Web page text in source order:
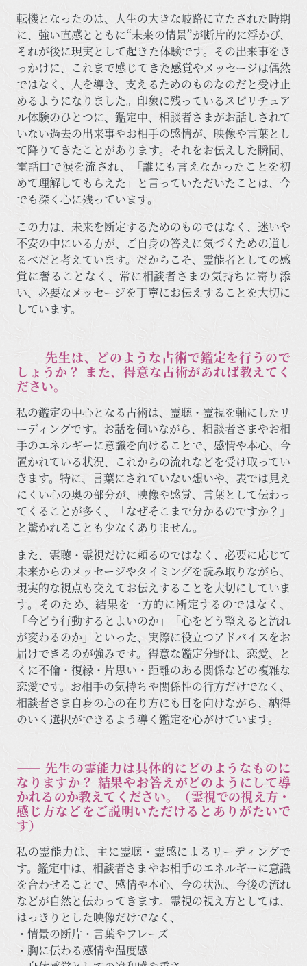
転機となったのは、人生の大きな岐路に立たされた時期
に、強い直感とともに“未来の情景”が断片的に浮かび、
それが後に現実として起きた体験です。その出来事をき
っかけに、これまで感じてきた感覚やメッセージは偶然
ではなく、人を導き、支えるためのものなのだと受け止
めるようになりました。印象に残っているスピリチュア
ル体験のひとつに、鑑定中、相談者さまがお話しされて
いない過去の出来事やお相手の感情が、映像や言葉とし
て降りてきたことがあります。それをお伝えした瞬間、
電話口で涙を流され、「誰にも言えなかったことを初
めて理解してもらえた」と言っていただいたことは、今
でも深く心に残っています。
この力は、未来を断定するためのものではなく、迷いや
不安の中にいる方が、ご自身の答えに気づくための道し
るべだと考えています。だからこそ、霊能者としての感
覚に奢ることなく、常に相談者さまの気持ちに寄り添
い、必要なメッセージを丁寧にお伝えすることを大切に
しています。
―― 先生は、どのような占術で鑑定を行うので
しょうか？ また、得意な占術があれば教えてく
ださい。
私の鑑定の中心となる占術は、霊聴・霊視を軸にしたリ
ーディングです。お話を伺いながら、相談者さまやお相
手のエネルギーに意識を向けることで、感情や本心、今
置かれている状況、これからの流れなどを受け取ってい
きます。特に、言葉にされていない想いや、表では見え
にくい心の奥の部分が、映像や感覚、言葉として伝わっ
てくることが多く、「なぜそこまで分かるのですか？」
と驚かれることも少なくありません。
また、霊聴・霊視だけに頼るのではなく、必要に応じて
未来からのメッセージやタイミングを読み取りながら、
現実的な視点も交えてお伝えすることを大切にしていま
す。そのため、結果を一方的に断定するのではなく、
「今どう行動するとよいのか」「心をどう整えると流れ
が変わるのか」といった、実際に役立つアドバイスをお
届けできるのが強みです。得意な鑑定分野は、恋愛、と
くに不倫・復縁・片思い・距離のある関係などの複雑な
恋愛です。お相手の気持ちや関係性の行方だけでなく、
相談者さま自身の心の在り方にも目を向けながら、納得
のいく選択ができるよう導く鑑定を心がけています。
―― 先生の霊能力は具体的にどのようなものに
なりますか？ 結果やお答えがどのようにして導
かれるのか教えてください。（霊視での視え方・
感じ方などをご説明いただけるとありがたいで
す）
私の霊能力は、主に霊聴・霊感によるリーディングで
す。鑑定中は、相談者さまやお相手のエネルギーに意識
を合わせることで、感情や本心、今の状況、今後の流れ
などが自然と伝わってきます。霊視の視え方としては、
はっきりとした映像だけでなく、
・情景の断片・言葉やフレーズ
・胸に伝わる感情や温度感